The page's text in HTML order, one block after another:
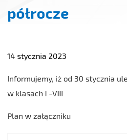
półrocze
14 stycznia 2023
Informujemy, iż od 30 stycznia
w klasach I -VIII
Plan w załączniku